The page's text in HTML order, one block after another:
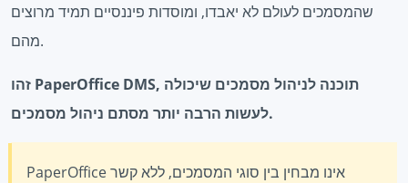
שהמסמכים לעולם לא יאבדו, ומוסדות פיננסיים תמיד מרוצים
מהם.
זהו PaperOffice DMS, תוכנה לניהול מסמכים שיכולה
לעשות הרבה יותר מסתם ניהול מסמכים.
PaperOffice אינו מבחין בין סוגי המסמכים, ללא קשר